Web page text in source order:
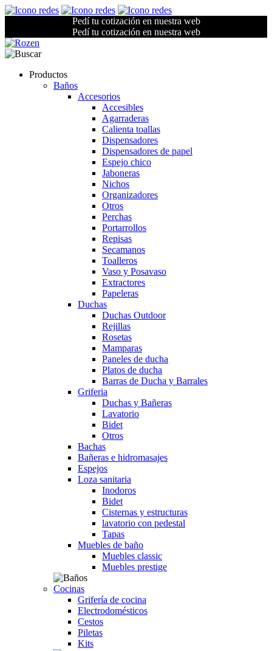
Pedí tu cotización en nuestra web
Pedí tu cotización en nuestra web
Productos
Baños
Accesorios
Accesibles
Agarraderas
Calienta toallas
Dispensadores
Dispensadores de papel
Espejo chico
Jaboneras
Nichos
Organizadores
Otros
Perchas
Portarrollos
Repisas
Secamanos
Toalleros
Vaso y Posavaso
Extractores
Papeleras
Duchas
Duchas Outdoor
Rejillas
Rosetas
Mamparas
Paneles de ducha
Platos de ducha
Barras de Ducha y Barrales
Griferia
Duchas y Bañeras
Lavatorio
Bidet
Otros
Bachas
Bañeras e hidromasajes
Espejos
Loza sanitaria
Inodoros
Bidet
Cisternas y estructuras
lavatorio con pedestal
Tapas
Muebles de baño
Muebles classic
Muebles prestige
Cocinas
Grifería de cocina
Electrodomésticos
Cestos
Piletas
Kits